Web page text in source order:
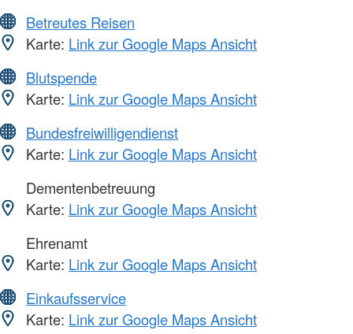
Betreutes Reisen
Karte: Link zur Google Maps Ansicht
Blutspende
Karte: Link zur Google Maps Ansicht
Bundesfreiwilligendienst
Karte: Link zur Google Maps Ansicht
Dementenbetreuung
Karte: Link zur Google Maps Ansicht
Ehrenamt
Karte: Link zur Google Maps Ansicht
Einkaufsservice
Karte: Link zur Google Maps Ansicht